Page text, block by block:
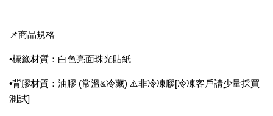
📌商品規格
•標籤材質：白色亮面珠光貼紙
•背膠材質：油膠 (常溫&冷藏) ⚠️非冷凍膠[冷凍客戶請少量採買
測試]